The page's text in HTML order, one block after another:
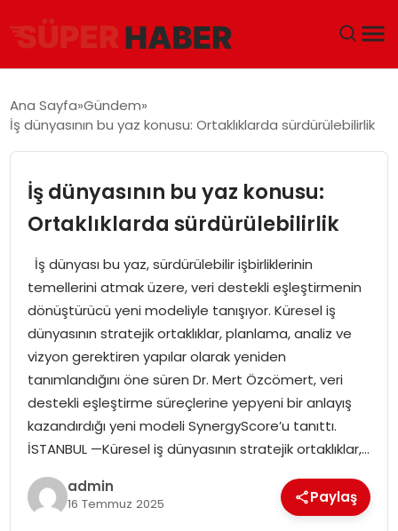
GÜNDEM
DÜNYA
EĞITIM
EKONOMI
MAGAZIN
SAĞLIK
SIYASET
SPOR
TEKNOLOJI
Ana Sayfa Gündem
İş dünyasının bu yaz konusu: Ortaklıklarda sürdürülebilirlik
İş dünyasının bu yaz konusu:
Ortaklıklarda sürdürülebilirlik
İş dünyası bu yaz, sürdürülebilir işbirliklerinin
temellerini atmak üzere, veri destekli eşleştirmenin
dönüştürücü yeni modeliyle tanışıyor. Küresel iş
dünyasının stratejik ortaklıklar, planlama, analiz ve
vizyon gerektiren yapılar olarak yeniden
tanımlandığını öne süren Dr. Mert Özcömert, veri
destekli eşleştirme süreçlerine yepyeni bir anlayış
kazandırdığı yeni modeli SynergyScore’u tanıttı.
İSTANBUL —Küresel iş dünyasının stratejik ortaklıklar,…
admin
16 Temmuz 2025 Paylaş